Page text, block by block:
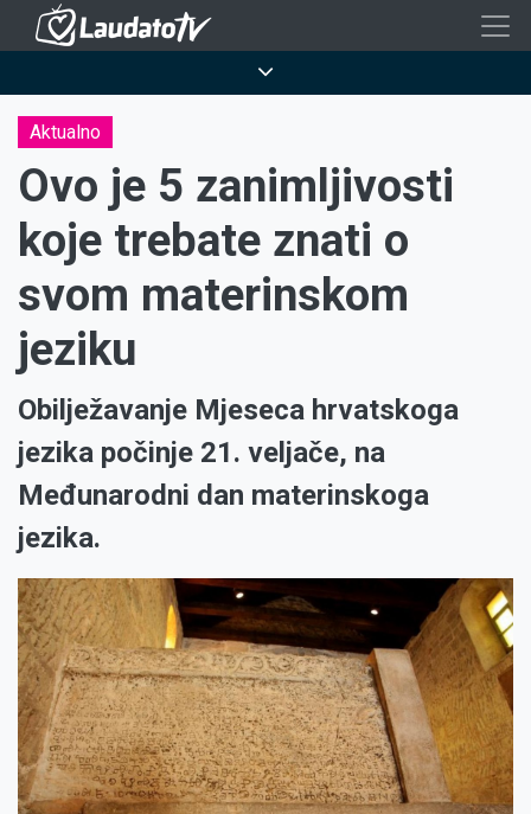
Skoči
sadržaj
Aktualno
Ovo je 5 zanimljivosti
koje trebate znati o
svom materinskom
jeziku
Obilježavanje Mjeseca hrvatskoga
jezika počinje 21. veljače, na
Međunarodni dan materinskoga
jezika.